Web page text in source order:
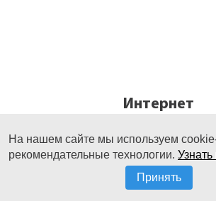
Интернет
угодно из любой точки
На нашем сайте мы используем
рекомендательные технологии.
Принять